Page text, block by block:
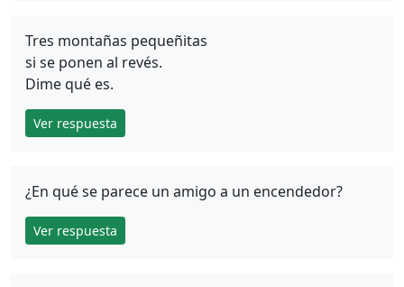
Tres montañas pequeñitas
si se ponen al revés.
Dime qué es.
Ver respuesta
¿En qué se parece un amigo a un encendedor?
Ver respuesta